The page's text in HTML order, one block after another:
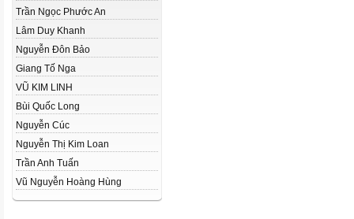
Trần Ngọc Phước An
Lâm Duy Khanh
Nguyễn Đôn Bảo
Giang Tố Nga
VŨ KIM LINH
Bùi Quốc Long
Nguyễn Cúc
Nguyễn Thị Kim Loan
Trần Anh Tuấn
Vũ Nguyễn Hoàng Hùng